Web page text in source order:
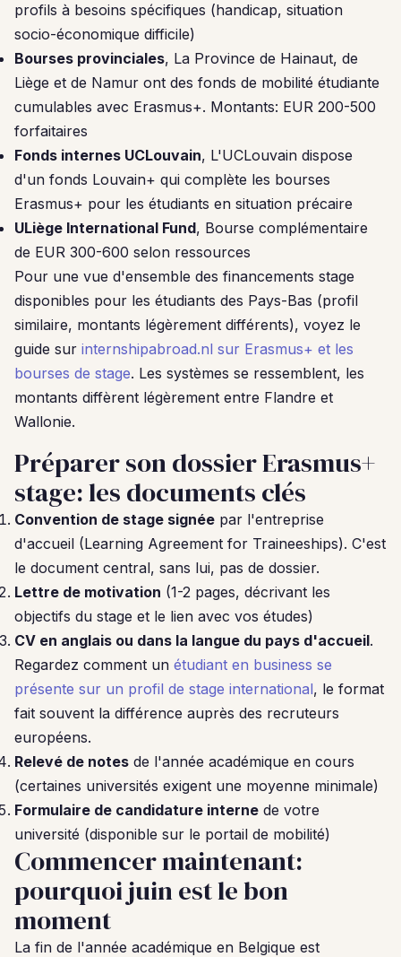
profils à besoins spécifiques (handicap, situation
socio-économique difficile)
Bourses provinciales, La Province de Hainaut, de
Liège et de Namur ont des fonds de mobilité étudiante
cumulables avec Erasmus+. Montants: EUR 200-500
forfaitaires
Fonds internes UCLouvain, L'UCLouvain dispose
d'un fonds Louvain+ qui complète les bourses
Erasmus+ pour les étudiants en situation précaire
ULiège International Fund, Bourse complémentaire
de EUR 300-600 selon ressources
Pour une vue d'ensemble des financements stage
disponibles pour les étudiants des Pays-Bas (profil
similaire, montants légèrement différents), voyez le
guide sur internshipabroad.nl sur Erasmus+ et les
bourses de stage. Les systèmes se ressemblent, les
montants diffèrent légèrement entre Flandre et
Wallonie.
Préparer son dossier Erasmus+
stage: les documents clés
Convention de stage signée par l'entreprise
d'accueil (Learning Agreement for Traineeships). C'est
le document central, sans lui, pas de dossier.
Lettre de motivation (1-2 pages, décrivant les
objectifs du stage et le lien avec vos études)
CV en anglais ou dans la langue du pays d'accueil.
Regardez comment un étudiant en business se
présente sur un profil de stage international, le format
fait souvent la différence auprès des recruteurs
européens.
Relevé de notes de l'année académique en cours
(certaines universités exigent une moyenne minimale)
Formulaire de candidature interne de votre
université (disponible sur le portail de mobilité)
Commencer maintenant:
pourquoi juin est le bon
moment
La fin de l'année académique en Belgique est